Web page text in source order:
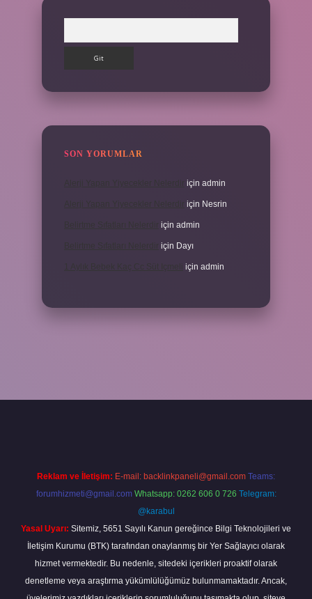
SON YORUMLAR
için admin
için Nesrin
için admin
için Dayı
için admin
Reklam ve İletişim: E-mail: backlinkpaneli@gmail.com Teams:
forumhizmeti@gmail.com Whatsapp: 0262 606 0 726 Telegram:
@karabul
Yasal Uyarı: Sitemiz, 5651 Sayılı Kanun gereğince Bilgi Teknolojileri ve
İletişim Kurumu (BTK) tarafından onaylanmış bir Yer Sağlayıcı olarak
hizmet vermektedir. Bu nedenle, sitedeki içerikleri proaktif olarak
denetleme veya araştırma yükümlülüğümüz bulunmamaktadır. Ancak,